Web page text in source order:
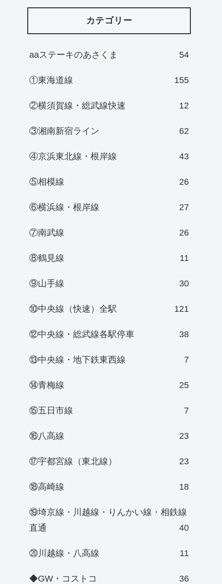
カテゴリー
aaステーキのあさくま 54
①東海道線 155
②横須賀線・総武線快速 12
③湘南新宿ライン 62
④京浜東北線・根岸線 43
⑤相模線 26
⑥横浜線・根岸線 27
⑦南武線 26
⑧鶴見線 11
⑨山手線 30
⑩中央線（快速）全駅 121
⑫中央線・総武線各駅停車 38
⑬中央線・地下鉄東西線 7
⑭青梅線 25
⑮五日市線 7
⑯八高線 23
⑰宇都宮線（東北線） 23
⑱高崎線 18
⑲埼京線・川越線・りんかい線・相鉄線
直通
40
⑳川越線・八高線 11
◆GW・コストコ 36